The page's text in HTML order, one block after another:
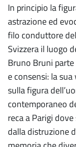
In principio la
astrazione ed
filo conduttore
Svizzera il luogo
Bruno Bruni
e consensi: la
sulla figura
contemporaneo
reca a Parigi
dalla distruzione